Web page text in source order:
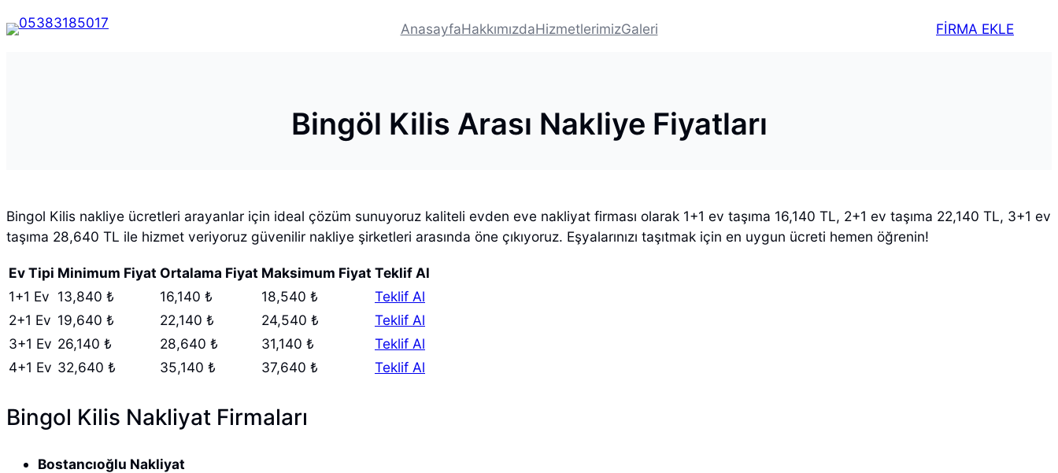
AnasayfaHakkımızdaHizmetlerimizGaleri FİRMA EKLE
Bingöl Kilis Arası Nakliye Fiyatları
Bingol Kilis nakliye ücretleri arayanlar için ideal çözüm sunuyoruz kaliteli evden eve nakliyat firması olarak 1+1 ev taşıma 16,140 TL, 2+1 ev taşıma 22,140 TL, 3+1 ev
taşıma 28,640 TL ile hizmet veriyoruz güvenilir nakliye şirketleri arasında öne çıkıyoruz. Eşyalarınızı taşıtmak için en uygun ücreti hemen öğrenin!
Ev Tipi Minimum Fiyat Ortalama Fiyat Maksimum Fiyat Teklif Al
1+1 Ev 13,840 ₺ 16,140 ₺ 18,540 ₺
Teklif Al
2+1 Ev 19,640 ₺ 22,140 ₺ 24,540 ₺
Teklif Al
3+1 Ev 26,140 ₺ 28,640 ₺ 31,140 ₺
Teklif Al
4+1 Ev 32,640 ₺ 35,140 ₺ 37,640 ₺ Teklif Al
Bingol Kilis Nakliyat Firmaları
Bostancıoğlu Nakliyat